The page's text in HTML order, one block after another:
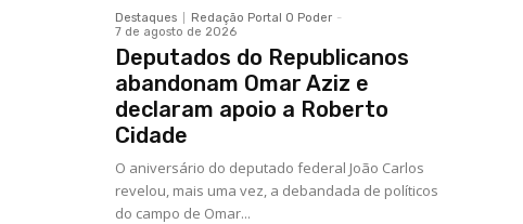
Destaques Redação Portal O Poder -
7 de agosto de 2026
Deputados do Republicanos
abandonam Omar Aziz e
declaram apoio a Roberto
Cidade
O aniversário do deputado federal João Carlos
revelou, mais uma vez, a debandada de políticos
do campo de Omar...